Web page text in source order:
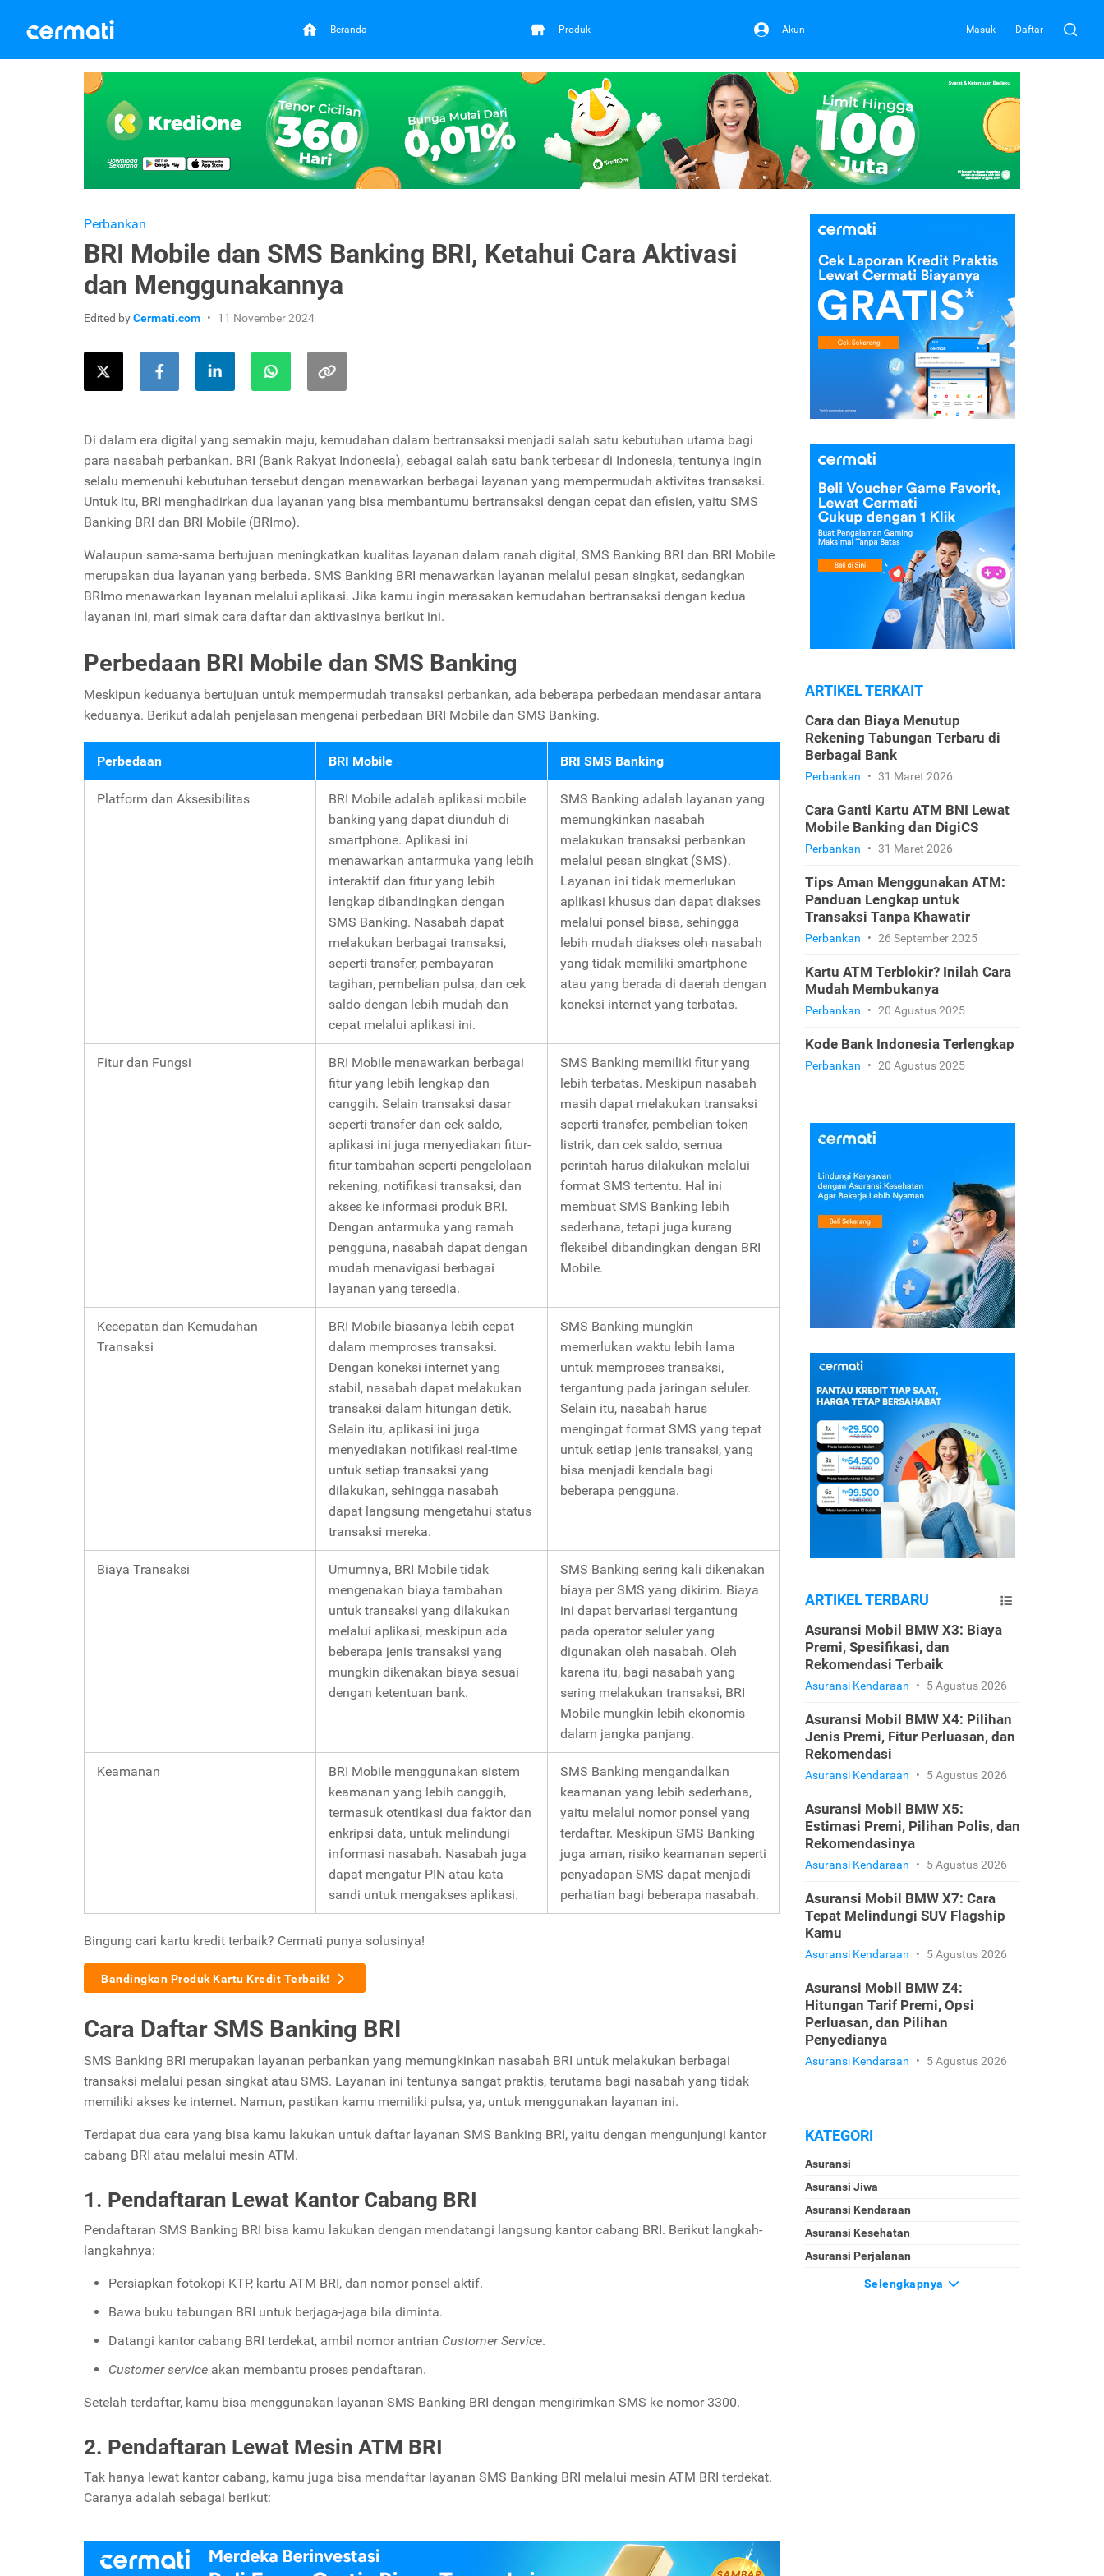
Beranda Produk Akun Masuk Daftar
Perbankan
BRI Mobile dan SMS Banking BRI, Ketahui Cara Aktivasi
dan Menggunakannya
Edited byCermati.com 11 November 2024
Di dalam era digital yang semakin maju, kemudahan dalam bertransaksi menjadi salah satu kebutuhan utama bagi
para nasabah perbankan. BRI (Bank Rakyat Indonesia), sebagai salah satu bank terbesar di Indonesia, tentunya ingin
selalu memenuhi kebutuhan tersebut dengan menawarkan berbagai layanan yang mempermudah aktivitas transaksi.
Untuk itu, BRI menghadirkan dua layanan yang bisa membantumu bertransaksi dengan cepat dan efisien, yaitu SMS
Banking BRI dan BRI Mobile (BRImo).
Walaupun sama-sama bertujuan meningkatkan kualitas layanan dalam ranah digital, SMS Banking BRI dan BRI Mobile
merupakan dua layanan yang berbeda. SMS Banking BRI menawarkan layanan melalui pesan singkat, sedangkan
BRImo menawarkan layanan melalui aplikasi. Jika kamu ingin merasakan kemudahan bertransaksi dengan kedua
layanan ini, mari simak cara daftar dan aktivasinya berikut ini.
Perbedaan BRI Mobile dan SMS Banking
Meskipun keduanya bertujuan untuk mempermudah transaksi perbankan, ada beberapa perbedaan mendasar antara
keduanya. Berikut adalah penjelasan mengenai perbedaan BRI Mobile dan SMS Banking.
Perbedaan BRI Mobile BRI SMS Banking
Platform dan Aksesibilitas
BRI Mobile adalah aplikasi mobile
banking yang dapat diunduh di
smartphone. Aplikasi ini
menawarkan antarmuka yang lebih
interaktif dan fitur yang lebih
lengkap dibandingkan dengan
SMS Banking. Nasabah dapat
melakukan berbagai transaksi,
seperti transfer, pembayaran
tagihan, pembelian pulsa, dan cek
saldo dengan lebih mudah dan
cepat melalui aplikasi ini.
SMS Banking adalah layanan yang
memungkinkan nasabah
melakukan transaksi perbankan
melalui pesan singkat (SMS).
Layanan ini tidak memerlukan
aplikasi khusus dan dapat diakses
melalui ponsel biasa, sehingga
lebih mudah diakses oleh nasabah
yang tidak memiliki smartphone
atau yang berada di daerah dengan
koneksi internet yang terbatas.
Fitur dan Fungsi
BRI Mobile menawarkan berbagai
fitur yang lebih lengkap dan
canggih. Selain transaksi dasar
seperti transfer dan cek saldo,
aplikasi ini juga menyediakan fitur-
fitur tambahan seperti pengelolaan
rekening, notifikasi transaksi, dan
akses ke informasi produk BRI.
Dengan antarmuka yang ramah
pengguna, nasabah dapat dengan
mudah menavigasi berbagai
layanan yang tersedia.
SMS Banking memiliki fitur yang
lebih terbatas. Meskipun nasabah
masih dapat melakukan transaksi
seperti transfer, pembelian token
listrik, dan cek saldo, semua
perintah harus dilakukan melalui
format SMS tertentu. Hal ini
membuat SMS Banking lebih
sederhana, tetapi juga kurang
fleksibel dibandingkan dengan BRI
Mobile.
Kecepatan dan Kemudahan
Transaksi
BRI Mobile biasanya lebih cepat
dalam memproses transaksi.
Dengan koneksi internet yang
stabil, nasabah dapat melakukan
transaksi dalam hitungan detik.
Selain itu, aplikasi ini juga
menyediakan notifikasi real-time
untuk setiap transaksi yang
dilakukan, sehingga nasabah
dapat langsung mengetahui status
transaksi mereka.
SMS Banking mungkin
memerlukan waktu lebih lama
untuk memproses transaksi,
tergantung pada jaringan seluler.
Selain itu, nasabah harus
mengingat format SMS yang tepat
untuk setiap jenis transaksi, yang
bisa menjadi kendala bagi
beberapa pengguna.
Biaya Transaksi
Umumnya, BRI Mobile tidak
mengenakan biaya tambahan
untuk transaksi yang dilakukan
melalui aplikasi, meskipun ada
beberapa jenis transaksi yang
mungkin dikenakan biaya sesuai
dengan ketentuan bank.
SMS Banking sering kali dikenakan
biaya per SMS yang dikirim. Biaya
ini dapat bervariasi tergantung
pada operator seluler yang
digunakan oleh nasabah. Oleh
karena itu, bagi nasabah yang
sering melakukan transaksi, BRI
Mobile mungkin lebih ekonomis
dalam jangka panjang.
Keamanan
BRI Mobile menggunakan sistem
keamanan yang lebih canggih,
termasuk otentikasi dua faktor dan
enkripsi data, untuk melindungi
informasi nasabah. Nasabah juga
dapat mengatur PIN atau kata
sandi untuk mengakses aplikasi.
SMS Banking mengandalkan
keamanan yang lebih sederhana,
yaitu melalui nomor ponsel yang
terdaftar. Meskipun SMS Banking
juga aman, risiko keamanan seperti
penyadapan SMS dapat menjadi
perhatian bagi beberapa nasabah.
Bingung cari kartu kredit terbaik? Cermati punya solusinya!
Bandingkan Produk Kartu Kredit Terbaik!
Cara Daftar SMS Banking BRI
SMS Banking BRI merupakan layanan perbankan yang memungkinkan nasabah BRI untuk melakukan berbagai
transaksi melalui pesan singkat atau SMS. Layanan ini tentunya sangat praktis, terutama bagi nasabah yang tidak
memiliki akses ke internet. Namun, pastikan kamu memiliki pulsa, ya, untuk menggunakan layanan ini.
Terdapat dua cara yang bisa kamu lakukan untuk daftar layanan SMS Banking BRI, yaitu dengan mengunjungi kantor
cabang BRI atau melalui mesin ATM.
1. Pendaftaran Lewat Kantor Cabang BRI
Pendaftaran SMS Banking BRI bisa kamu lakukan dengan mendatangi langsung kantor cabang BRI. Berikut langkah-
langkahnya:
Persiapkan fotokopi KTP, kartu ATM BRI, dan nomor ponsel aktif.
Bawa buku tabungan BRI untuk berjaga-jaga bila diminta.
Datangi kantor cabang BRI terdekat, ambil nomor antrian Customer Service.
Customer service akan membantu proses pendaftaran.
Setelah terdaftar, kamu bisa menggunakan layanan SMS Banking BRI dengan mengirimkan SMS ke nomor 3300.
2. Pendaftaran Lewat Mesin ATM BRI
Tak hanya lewat kantor cabang, kamu juga bisa mendaftar layanan SMS Banking BRI melalui mesin ATM BRI terdekat.
Caranya adalah sebagai berikut:
ARTIKEL TERKAIT
Cara dan Biaya Menutup
Rekening Tabungan Terbaru di
Berbagai Bank
Perbankan • 31 Maret 2026
Cara Ganti Kartu ATM BNI Lewat
Mobile Banking dan DigiCS
Perbankan • 31 Maret 2026
Tips Aman Menggunakan ATM:
Panduan Lengkap untuk
Transaksi Tanpa Khawatir
Perbankan • 26 September 2025
Kartu ATM Terblokir? Inilah Cara
Mudah Membukanya
Perbankan • 20 Agustus 2025
Kode Bank Indonesia Terlengkap
Perbankan • 20 Agustus 2025
ARTIKEL TERBARU
Asuransi Mobil BMW X3: Biaya
Premi, Spesifikasi, dan
Rekomendasi Terbaik
Asuransi Kendaraan • 5 Agustus 2026
Asuransi Mobil BMW X4: Pilihan
Jenis Premi, Fitur Perluasan, dan
Rekomendasi
Asuransi Kendaraan • 5 Agustus 2026
Asuransi Mobil BMW X5:
Estimasi Premi, Pilihan Polis, dan
Rekomendasinya
Asuransi Kendaraan • 5 Agustus 2026
Asuransi Mobil BMW X7: Cara
Tepat Melindungi SUV Flagship
Kamu
Asuransi Kendaraan • 5 Agustus 2026
Asuransi Mobil BMW Z4:
Hitungan Tarif Premi, Opsi
Perluasan, dan Pilihan
Penyedianya
Asuransi Kendaraan • 5 Agustus 2026
KATEGORI
Asuransi
Asuransi Jiwa
Asuransi Kendaraan
Asuransi Kesehatan
Asuransi Perjalanan
Selengkapnya